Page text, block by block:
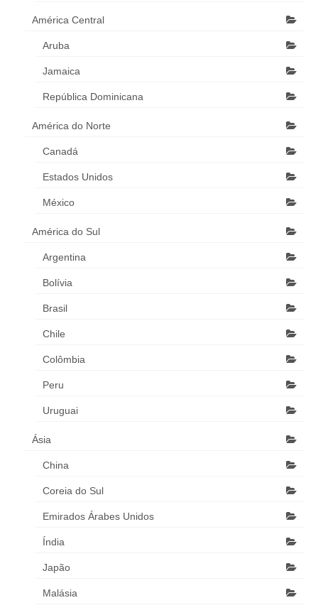
América Central
Aruba
Jamaica
República Dominicana
América do Norte
Canadá
Estados Unidos
México
América do Sul
Argentina
Bolívia
Brasil
Chile
Colômbia
Peru
Uruguai
Ásia
China
Coreia do Sul
Emirados Árabes Unidos
Índia
Japão
Malásia